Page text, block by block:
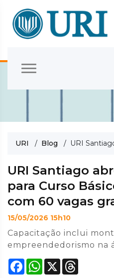
URI / Blog / URI Santiago abre
URI Santiago
para Curso
com 60 vagas
15/05/2026 15h10
Capacitação inclui
empreendedorismo na
Facebook
WhatsApp
X Threads